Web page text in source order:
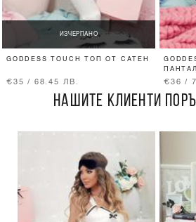
ИЗЧЕРПАНО
GODDESS TOUCH ТОП ОТ САТЕН
€35 / 68.45 ЛВ. €36 /
НАШИТЕ КЛИЕНТИ